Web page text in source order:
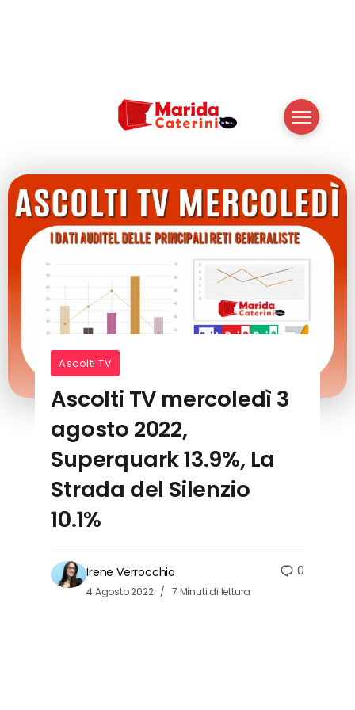
Ascolti TV
Ascolti TV mercoledì 3
agosto 2022,
Superquark 13.9%, La
Strada del Silenzio
10.1%
Irene Verrocchio
4 Agosto 2022 7 Minuti di lettura
0